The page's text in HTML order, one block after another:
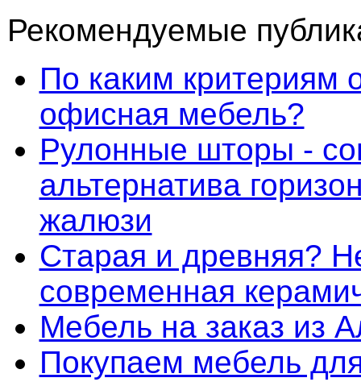
Рекомендуемые
По каким критериям
офисная мебель?
Рулонные шторы -
альтернатива
жалюзи
Старая и древняя?
современная
Мебель на заказ из
Покупаем мебель